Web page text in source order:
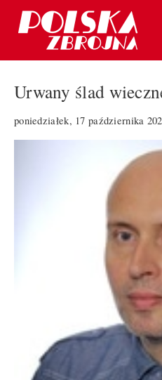
Urwany ślad
poniedziałek, 17 października